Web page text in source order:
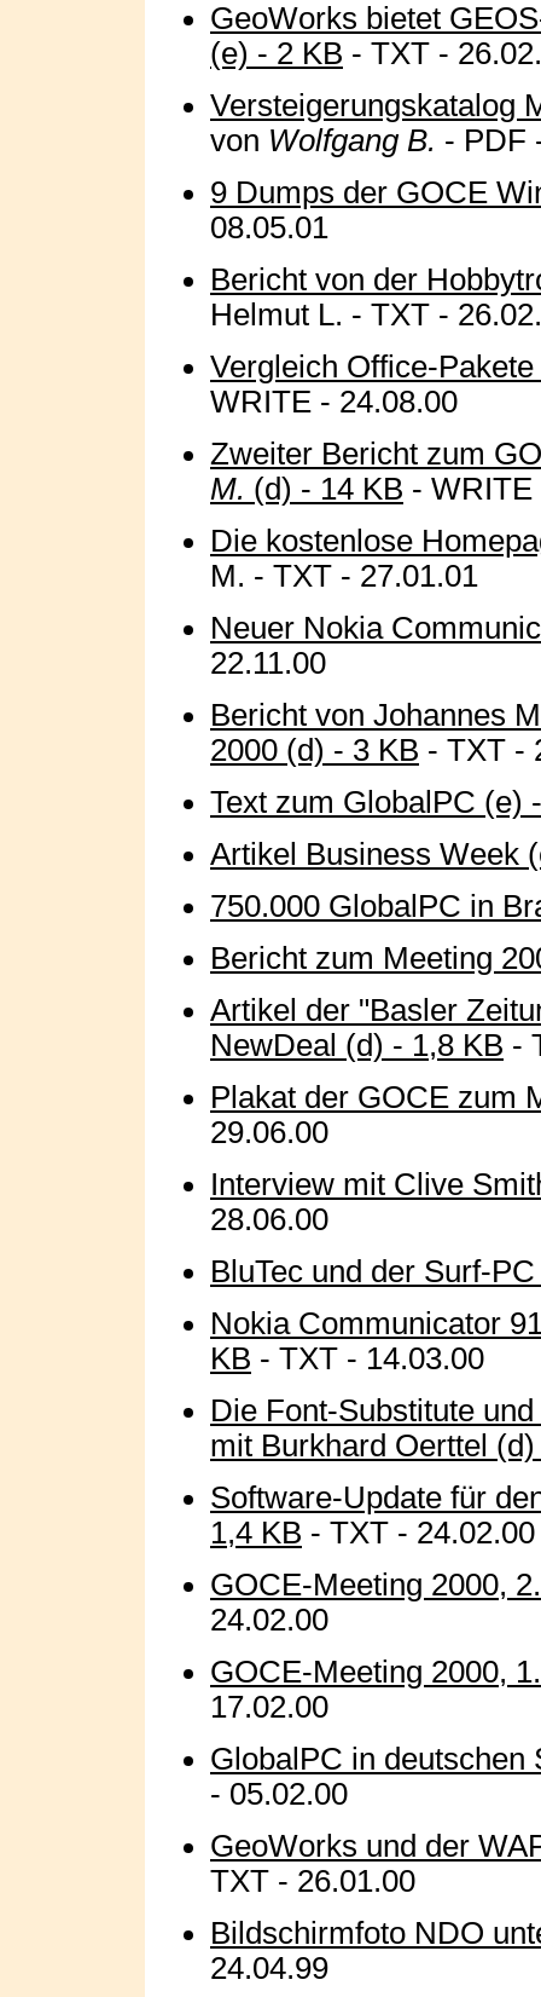
GeoWorks bietet
(e) - 2 KB - TXT -
Versteigerungskatalog
von Wolfgang B. - PDF
9 Dumps der GOCE
08.05.01
Bericht von der
Helmut L. - TXT -
Vergleich Office-
WRITE - 24.08.00
Zweiter Bericht zum
M. (d) - 14 KB - WRITE
Die kostenlose
M. - TXT - 27.01.01
Neuer Nokia
22.11.00
Bericht von Johannes
2000 (d) - 3 KB - TXT -
Text zum GlobalPC (e)
Artikel Business Week
750.000 GlobalPC in
Bericht zum Meeting
Artikel der "Basler
NewDeal (d) - 1,8 KB -
Plakat der GOCE zum
29.06.00
Interview mit Clive
28.06.00
BluTec und der Surf-
Nokia Communicator
KB - TXT - 14.03.00
Die Font-Substitute
mit Burkhard Oerttel
Software-Update für
1,4 KB - TXT - 24.02.00
GOCE-Meeting 2000,
24.02.00
GOCE-Meeting 2000,
17.02.00
GlobalPC in deutschen
- 05.02.00
GeoWorks und der
TXT - 26.01.00
Bildschirmfoto NDO
24.04.99